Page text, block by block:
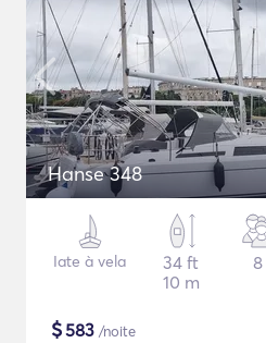
Hanse 348
Iate à vela
34 ft
10 m
8
$583 /noite